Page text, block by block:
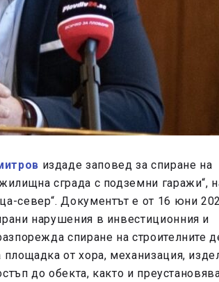
издаде заповед за спиране на
сграда с подземни гаражи“,
север“. Документът е от 16 юни
нарушения в инвестиционния и
спиране на строителните
от хора, механизация,
до обекта, както и